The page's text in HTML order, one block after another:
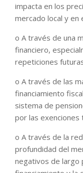
impacta en los
mercado local y en
o A través de una
financiero,
repeticiones
o A través de las
financiamiento
sistema de
por las exenciones
o A través de la
profundidad del
negativos de largo